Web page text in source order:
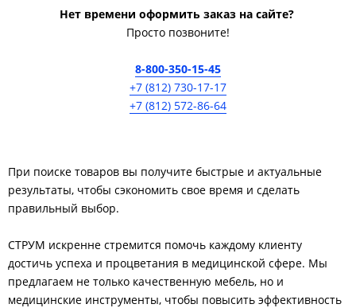
Нет времени оформить заказ на сайте?
Просто позвоните!
8-800-350-15-45
+7 (812) 730-17-17
+7 (812) 572-86-64
При поиске товаров вы получите быстрые и актуальные
результаты, чтобы сэкономить свое время и сделать
правильный выбор.
СТРУМ искренне стремится помочь каждому клиенту
достичь успеха и процветания в медицинской сфере. Мы
предлагаем не только качественную мебель, но и
медицинские инструменты, чтобы повысить эффективность